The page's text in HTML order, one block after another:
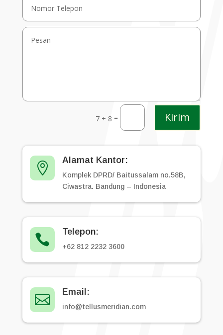
7 + 8 = Kirim

Alamat Kantor:
Komplek DPRD/ Baitussalam no.58B,
Ciwastra. Bandung – Indonesia

Telepon:
+62 812 2232 3600

Email:
info@tellusmeridian.com